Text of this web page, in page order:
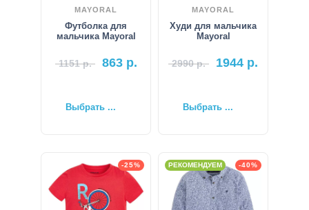
MAYORAL
Футболка для
мальчика Mayoral
1151р. 863р.
Выбрать ...
MAYORAL
Худи для мальчика
Mayoral
2990р. 1944 р.
Выбрать ...
-25% -40%
РЕКОМЕНДУЕМ